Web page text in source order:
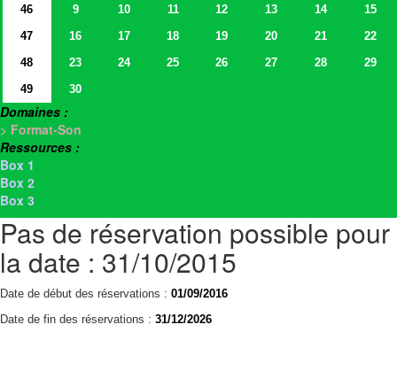
46
9 10 11 12 13 14
15
47
16 17 18 19 20 21
22
48
23 24 25 26 27 28
29
49
30
Domaines :
> Format-Son
Ressources :
Box 1
Box 2
Box 3
Pas de réservation possible pour
la date : 31/10/2015
Date de début des réservations : 01/09/2016
Date de fin des réservations : 31/12/2026